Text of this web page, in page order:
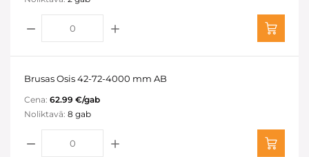
Brusas Osis 42-72-4000 mm AB
Cena: 62.99 €/gab
Noliktavā: 8 gab